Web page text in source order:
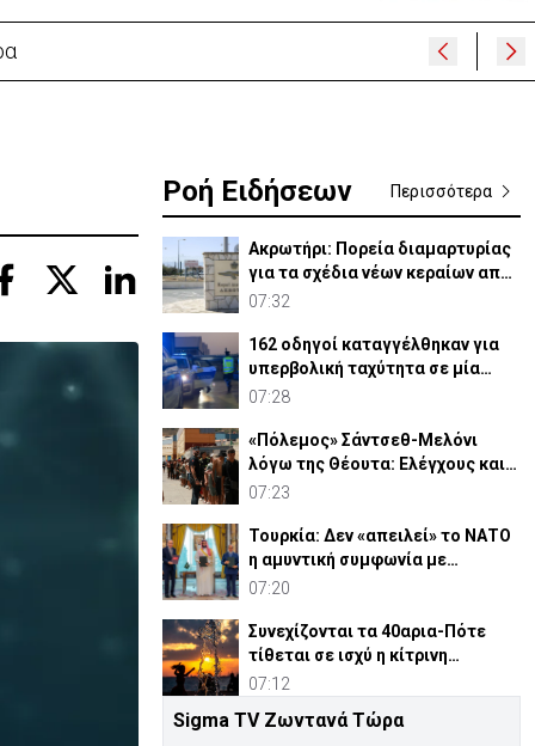
Ροή Ειδήσεων Περισσότερα
Ακρωτήρι: Πορεία διαμαρτυρίας
για τα σχέδια νέων κεραίων από
Βρετανικές Βάσεις
07:32
162 οδηγοί καταγγέλθηκαν για
υπερβολική ταχύτητα σε μία
νύχτα
07:28
«Πόλεμος» Σάντσεθ-Μελόνι
λόγω της Θέουτα: Ελέγχους και
από Ισπανία στα σύνορα
07:23
Τουρκία: Δεν «απειλεί» το ΝΑΤΟ
η αμυντική συμφωνία με
Πακιστάν και Σ. Αραβία
07:20
Συνεχίζονται τα 40αρια-Πότε
τίθεται σε ισχύ η κίτρινη
προειδοποίηση
07:12
Αμερικανός αξιωματούχος:
Sigma TV Ζωντανά Τώρα